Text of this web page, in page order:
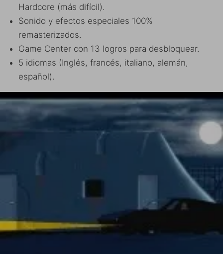
Hardcore (más difícil).
Sonido y efectos especiales 100%
remasterizados.
Game Center con 13 logros para desbloquear.
5 idiomas ​​(Inglés, francés, italiano, alemán,
español).